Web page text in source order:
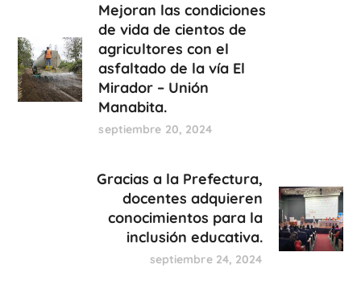
Mejoran las condiciones
de vida de cientos de
agricultores con el
asfaltado de la vía El
Mirador – Unión
Manabita.
septiembre 20, 2024
Gracias a la Prefectura,
docentes adquieren
conocimientos para la
inclusión educativa.
septiembre 24, 2024